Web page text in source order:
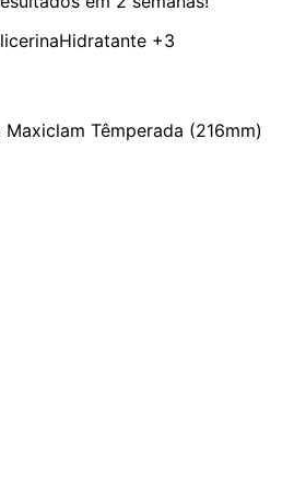
Hidratante +3
Têmperada (216mm)